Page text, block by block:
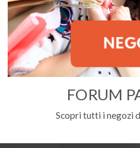
FORUM
Scopri tutti i negozi